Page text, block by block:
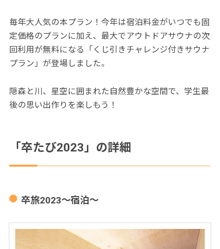
毎年大人気の本プラン！今年は宿泊料金がいつでも固
定価格のプランに加え、最大でアウトドアサウナの次
回利用が無料になる「くじ引きチャレンジ付きサウナ
プラン」が登場しました。
隠森と川、星空に囲まれた自然豊かな空間で、学生最
後の思い出作りを楽しもう！
「卒たび2023」の詳細
卒旅2023〜宿泊〜